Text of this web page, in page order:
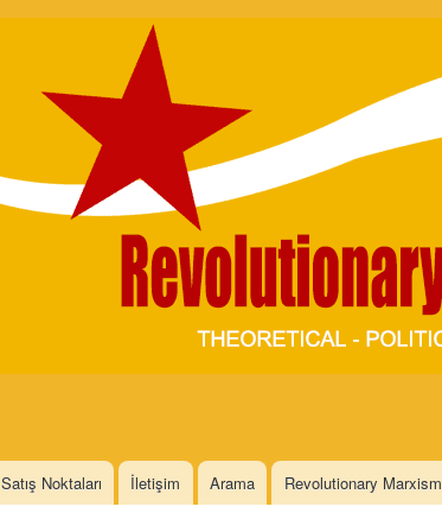
Skip to
Satış Noktaları İletişim Arama Revolutionary Marxism